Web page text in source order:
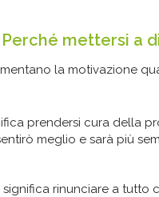
mettersi a
la motivazione
prendersi cura della
meglio e sarà più
rinunciare a tutto